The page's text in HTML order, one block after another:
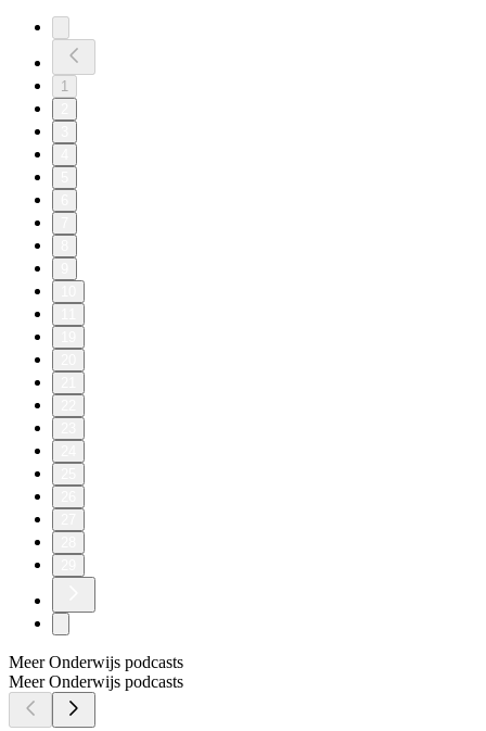
1
Meer Onderwijs podcasts
Meer Onderwijs podcasts